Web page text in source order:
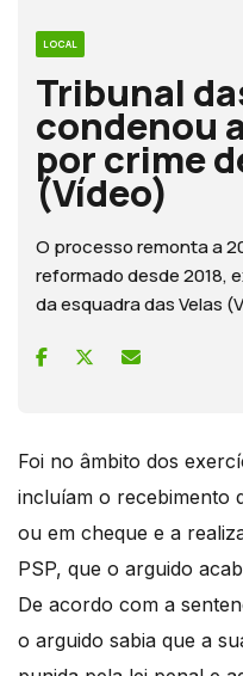
LOCAL
Tribunal
condenou
por crime
(Vídeo)
O processo remonta a
reformado desde 2018,
da esquadra das Velas
Foi no âmbito dos
incluíam o recebimento
ou em cheque e a
PSP, que o arguido
De acordo com a
o arguido sabia que a